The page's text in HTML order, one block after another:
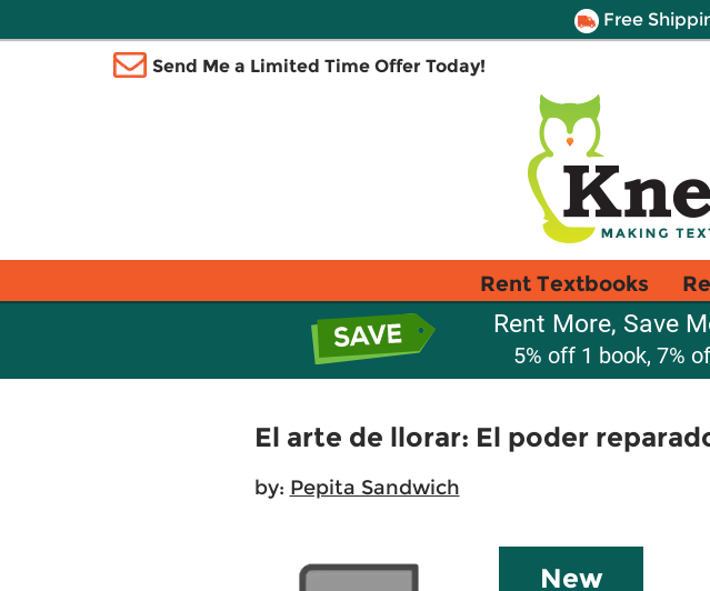
Free
Send Me a Limited Time Offer Today!
Rent Textbooks
Rent More, Save
5% off 1 book, 7%
El arte de llorar: El poder
by: Pepita Sandwich
New